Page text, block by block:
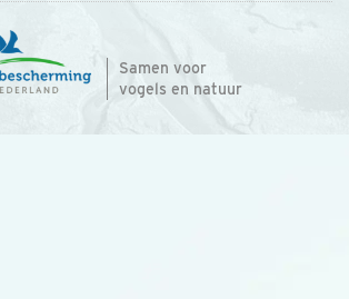
Samen voor
vogels en natuur